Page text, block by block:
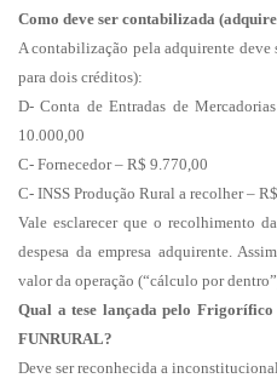
Como deve ser contabilizada
A contabilização pela adquirente
para dois créditos):
D- Conta de Entradas de
10.000,00
C- Fornecedor – R$ 9.770,00
C- INSS Produção Rural a recolher –
Vale esclarecer que o recolhimento
despesa da empresa adquirente.
valor da operação (“cálculo por
Qual a tese lançada pelo
FUNRURAL?
Deve ser reconhecida a